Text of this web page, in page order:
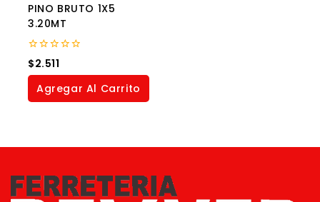
PINO BRUTO 1X5
3.20MT
0
out
of
$2.511
Agregar Al Carrito